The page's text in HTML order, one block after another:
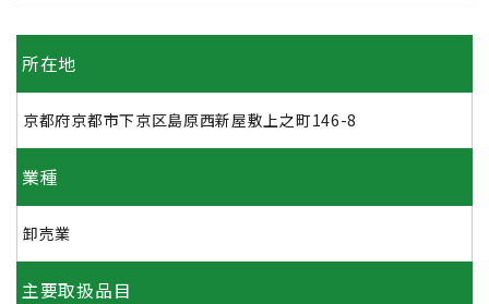
所在地
京都府京都市下京区島原西新屋敷上之町146-8
業種
卸売業
主要取扱品目